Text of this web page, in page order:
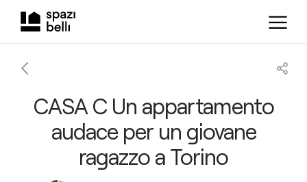
CASA C Un appartamento
audace per un giovane
ragazzo a Torino